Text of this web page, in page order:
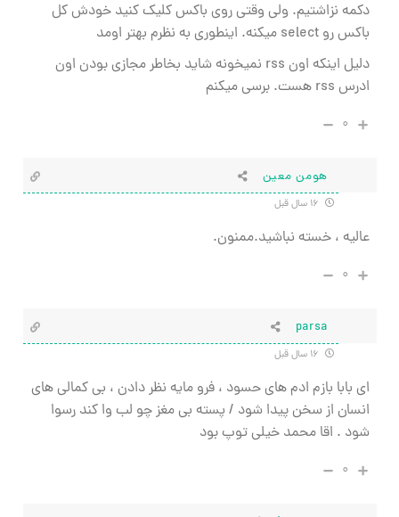
دکمه نزاشتیم. ولی وقتی روی باکس کلیک کنید خودش کل
باکس رو select میکنه. اینطوری به نظرم بهتر اومد
دلیل اینکه اون rss نمیخونه شاید بخاطر مجازی بودن اون
ادرس rss هست. برسی میکنم
۰
هومن معین
عالیه ، خسته نباشید.ممنون.
۰
parsa
ای بابا بازم ادم های حسود ، فرو مایه نظر دادن ، بی کمالی های
انسان از سخن پیدا شود / پسته بی مغز چو لب وا کند رسوا
شود . اقا محمد خیلی توپ بود
۰